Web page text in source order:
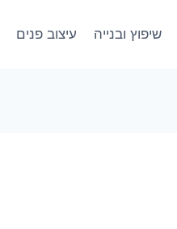
שיפוץ ובנייה עיצוב פנים